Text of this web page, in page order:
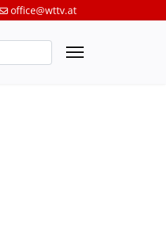
office@wttv.at